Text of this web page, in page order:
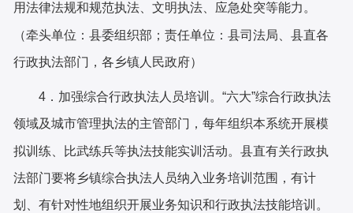
用法律法规和规范执法、文明执法、应急处突等能力。
（牵头单位：县委组织部；责任单位：县司法局、县直各
行政执法部门 ，各乡镇人民政府）
4．加强综合行政执法人员培训。“六大”综合行政执法
领域及城市管理执法的主管部门，每年组织本系统开展模
拟训练、比武练兵等执法技能实训活动。县直有关行政执
法部门要将乡镇综合执法人员纳入业务培训范围，有计
划、有针对性地组织开展业务知识和行政执法技能培训。